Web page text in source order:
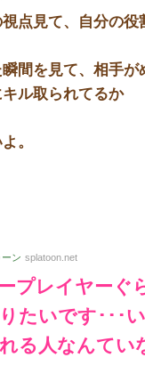
点見て、自分の役
間を見て、相手が
ル取られてるか
。
ン splatoon.net
プレイヤーぐ
たいです･･･
る人なんてい